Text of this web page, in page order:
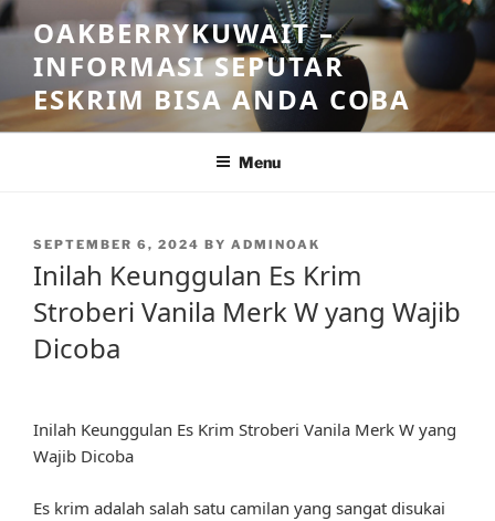
Skip
to
content
OAKBERRYKUWAIT –
INFORMASI SEPUTAR
ESKRIM BISA ANDA COBA
Menu
POSTED
SEPTEMBER 6, 2024 BY ADMINOAK
Inilah Keunggulan Es Krim
Stroberi Vanila Merk W yang Wajib
Dicoba
Inilah Keunggulan Es Krim Stroberi Vanila Merk W yang
Wajib Dicoba
Es krim adalah salah satu camilan yang sangat disukai